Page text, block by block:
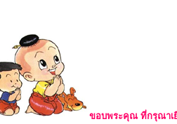
ขอบพระคุณ ที่กรุณาเ